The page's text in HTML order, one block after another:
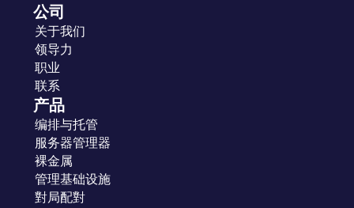
公司
关于我们
领导力
职业
联系
产品
编排与托管
服务器管理器
裸金属
管理基础设施
對局配對